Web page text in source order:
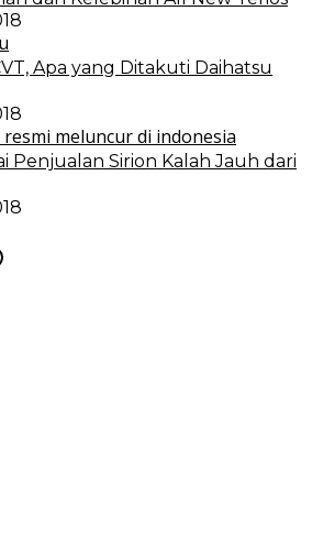
Apa yang Ditakuti Daihatsu
Penjualan Sirion Kalah Jauh dari